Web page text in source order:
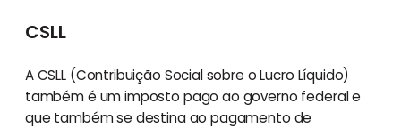
CSLL
A CSLL (Contribuição Social sobre o Lucro Líquido)
também é um imposto pago ao governo federal e
que também se destina ao pagamento de